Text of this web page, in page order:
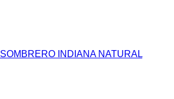
SOMBRERO INDIANA NATURAL